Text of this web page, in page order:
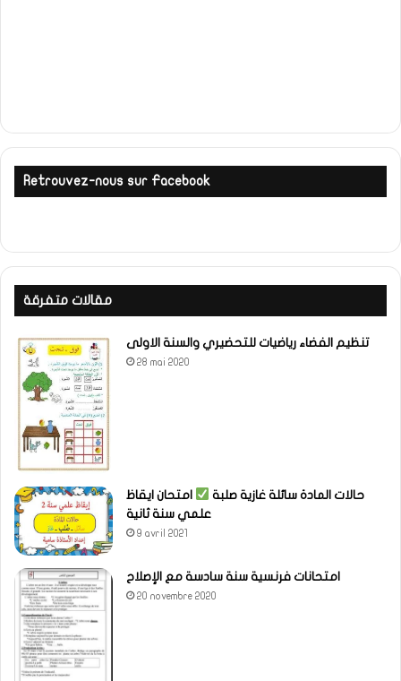
Retrouvez-nous sur Facebook
مقالات متفرقة
تنظيم الفضاء رياضيات للتحضيري والسنة الاولى
28 mai 2020
حالات المادة سائلة غازية صلبة
امتحان ايقاظ
علمي سنة ثانية
9 avril 2021
امتحانات فرنسية سنة سادسة مع الإصلاح
20 novembre 2020